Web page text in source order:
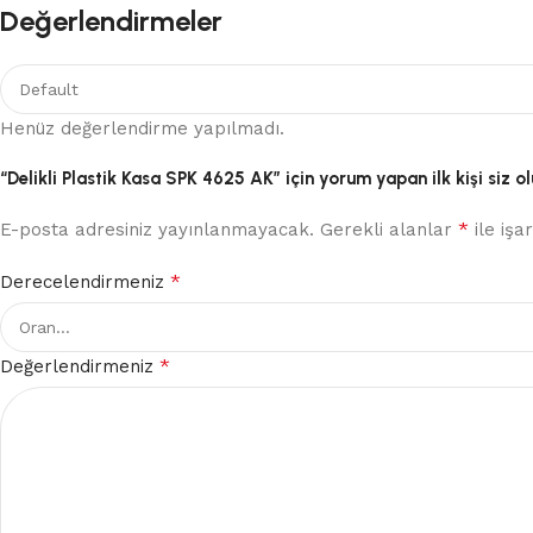
Değerlendirmeler
Henüz değerlendirme yapılmadı.
“Delikli Plastik Kasa SPK 4625 AK” için yorum yapan ilk kişi siz
E-posta adresiniz yayınlanmayacak. Gerekli alanlar * ile
Derecelendirmeniz *
Değerlendirmeniz *